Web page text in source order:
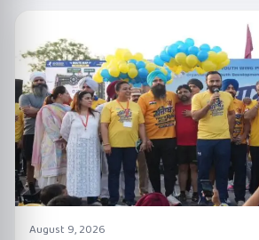
August 9, 2026